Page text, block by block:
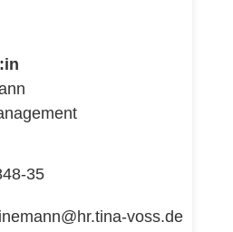
35
voss.de